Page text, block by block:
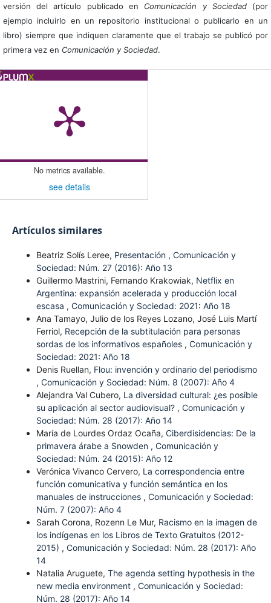
versión del artículo publicado en Comunicación y Sociedad(por
ejemplo incluirlo en un repositorio institucional o publicarlo en un
libro) siempre que indiquen claramente que el trabajo se publicó por
primera vez en Comunicación y Sociedad.
No metrics available.
see details
Artículos similares
Beatriz Solís Leree, Presentación , Comunicación y
Sociedad: Núm. 27 (2016): Año 13
Guillermo Mastrini, Fernando Krakowiak, Netflix en
Argentina: expansión acelerada y producción local
escasa , Comunicación y Sociedad: 2021: Año 18
Ana Tamayo, Julio de los Reyes Lozano, José Luis Martí
Ferriol, Recepción de la subtitulación para personas
sordas de los informativos españoles , Comunicación y
Sociedad: 2021: Año 18
Denis Ruellan, Flou: invención y ordinario del periodismo
, Comunicación y Sociedad: Núm. 8 (2007): Año 4
Alejandra Val Cubero, La diversidad cultural: ¿es posible
su aplicación al sector audiovisual? , Comunicación y
Sociedad: Núm. 28 (2017): Año 14
María de Lourdes Ordaz Ocaña, Ciberdisidencias: De la
primavera árabe a Snowden , Comunicación y
Sociedad: Núm. 24 (2015): Año 12
Verónica Vivanco Cervero, La correspondencia entre
función comunicativa y función semántica en los
manuales de instrucciones , Comunicación y Sociedad:
Núm. 7 (2007): Año 4
Sarah Corona, Rozenn Le Mur, Racismo en la imagen de
los indígenas en los Libros de Texto Gratuitos (2012-
2015) , Comunicación y Sociedad: Núm. 28 (2017): Año
14
Natalia Aruguete, The agenda setting hypothesis in the
new media environment , Comunicación y Sociedad:
Núm. 28 (2017): Año 14